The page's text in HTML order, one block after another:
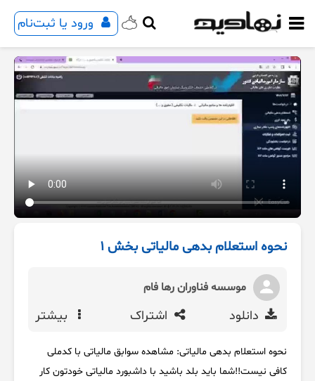
ورود یا ثبت‌نام
نحوه استعلام بدهی مالیاتی بخش 1
موسسه فناوران رها فام
دانلود اشتراک بیشتر
نحوه استعلام بدهی مالیاتی: مشاهده سوابق مالیاتی با کدملی
کافی نیست!!شما باید بلد باشید با داشبورد مالیاتی خودتون کار